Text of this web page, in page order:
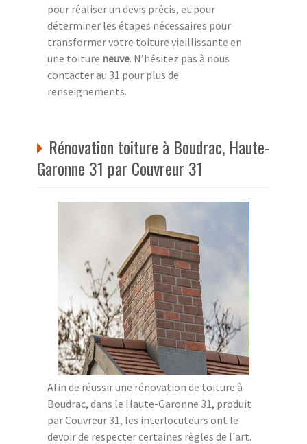
pour réaliser un devis précis, et pour
déterminer les étapes nécessaires pour
transformer votre toiture vieillissante en
une toiture neuve. N’hésitez pas à nous
contacter au 31 pour plus de
renseignements.
Rénovation toiture à Boudrac, Haute-
Garonne 31 par Couvreur 31
Afin de réussir une rénovation de toiture à
Boudrac, dans le Haute-Garonne 31, produit
par Couvreur 31, les interlocuteurs ont le
devoir de respecter certaines règles de l'art.